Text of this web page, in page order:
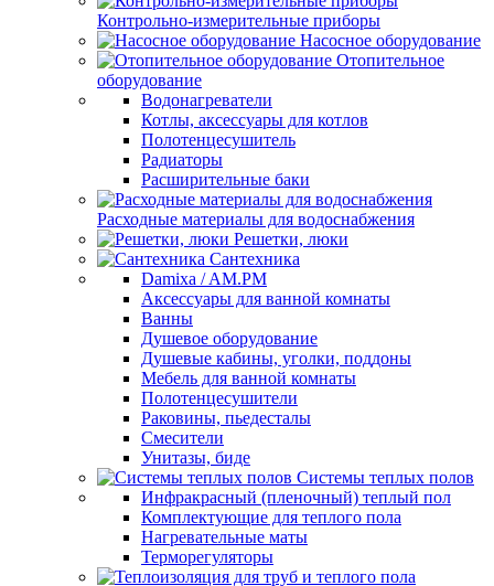
Контрольно-измерительные приборы
Насосное оборудование
Отопительное
оборудование
Водонагреватели
Котлы, аксессуары для котлов
Полотенцесушитель
Радиаторы
Расширительные баки
Расходные материалы для водоснабжения
Решетки, люки
Сантехника
Damixa / AM.PM
Аксессуары для ванной комнаты
Ванны
Душевое оборудование
Душевые кабины, уголки, поддоны
Мебель для ванной комнаты
Полотенцесушители
Раковины, пьедесталы
Смесители
Унитазы, биде
Системы теплых полов
Инфракрасный (пленочный) теплый пол
Комплектующие для теплого пола
Нагревательные маты
Терморегуляторы